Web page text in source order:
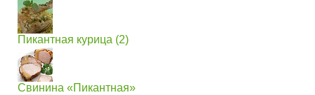
Пикантная курица (2)
Свинина «Пикантная»